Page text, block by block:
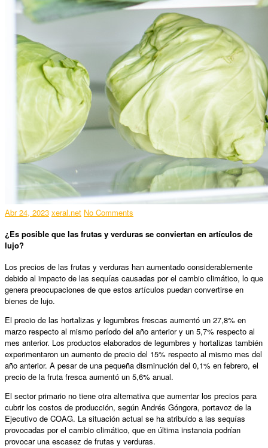
Abr 24, 2023 xeral.net No Comments
¿Es posible que las frutas y verduras se conviertan en artículos de
lujo?
Los precios de las frutas y verduras han aumentado considerablemente
debido al impacto de las sequías causadas por el cambio climático, lo que
genera preocupaciones de que estos artículos puedan convertirse en
bienes de lujo.
El precio de las hortalizas y legumbres frescas aumentó un 27,8% en
marzo respecto al mismo período del año anterior y un 5,7% respecto al
mes anterior. Los productos elaborados de legumbres y hortalizas también
experimentaron un aumento de precio del 15% respecto al mismo mes del
año anterior. A pesar de una pequeña disminución del 0,1% en febrero, el
precio de la fruta fresca aumentó un 5,6% anual.
El sector primario no tiene otra alternativa que aumentar los precios para
cubrir los costos de producción, según Andrés Góngora, portavoz de la
Ejecutivo de COAG. La situación actual se ha atribuido a las sequías
provocadas por el cambio climático, que en última instancia podrían
provocar una escasez de frutas y verduras.